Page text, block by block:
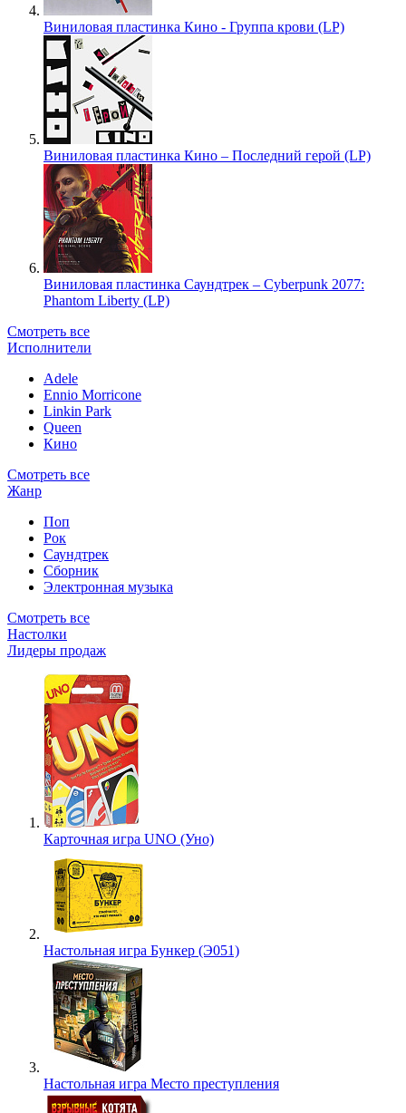
Виниловая пластинка Кино - Группа крови (LP)
Виниловая пластинка Кино – Последний герой (LP)
Виниловая пластинка Саундтрек – Cyberpunk 2077:
Phantom Liberty (LP)
Смотреть все
Исполнители
Adele
Ennio Morricone
Linkin Park
Queen
Кино
Смотреть все
Жанр
Поп
Рок
Саундтрек
Сборник
Электронная музыка
Смотреть все
Настолки
Лидеры продаж
Карточная игра UNO (Уно)
Настольная игра Бункер (Э051)
Настольная игра Место преступления